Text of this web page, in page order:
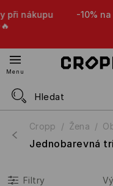
-10% na zlevněné
Menu
Cropp Žena
Jednobarevná
Filtry